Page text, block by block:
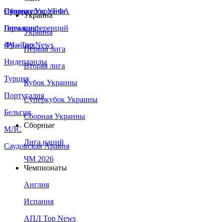
Сборная Украины
Италия
Германия
Франция
Нидерланды
Турция
Португалия
Бельгия
МЛС
Саудовская Аравия
Суперкубок УЕФА
Лига конференций
ЛЧ - Top News
Украина
Украина
Первая лига
Вторая лига
Кубок Украины
Суперкубок Украины
Сборная Украины
Сборные
Лига наций
ЧМ 2026
Чемпионаты
Англия
Испания
АПЛ Top News